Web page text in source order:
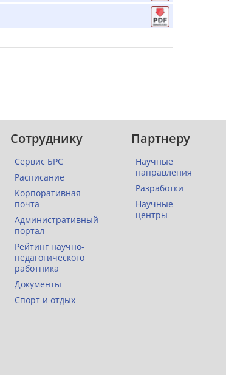
Сотруднику
Сервис БРС
Расписание
Корпоративная
почта
Административный
портал
Рейтинг научно-
педагогического
работника
Документы
Спорт и отдых
Партнеру
Научные
направления
Разработки
Научные
центры